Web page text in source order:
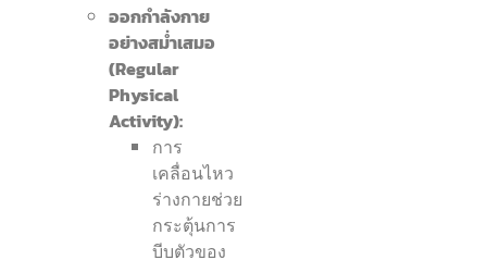
ออกกำลังกาย
อย่างสม่ำเสมอ
(Regular
Physical
Activity):
การ
เคลื่อนไหว
ร่างกายช่วย
กระตุ้นการ
บีบตัวของ